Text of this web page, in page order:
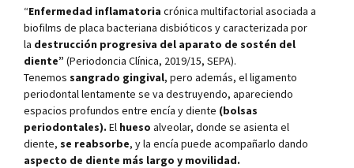
“Enfermedad inflamatoria crónica multifactorial asociada a
biofilms de placa bacteriana disbióticos y caracterizada por
la destrucción progresiva del aparato de sostén del
diente” (Periodoncia Clínica, 2019/15, SEPA).
Tenemos sangrado gingival, pero además, el ligamento
periodontal lentamente se va destruyendo, apareciendo
espacios profundos entre encía y diente (bolsas
periodontales). El hueso alveolar, donde se asienta el
diente, se reabsorbe, y la encía puede acompañarlo dando
aspecto de diente más largo y movilidad.